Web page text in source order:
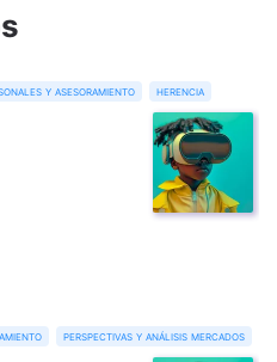
y asesoramiento herencia
perspectivas y análisis mercados